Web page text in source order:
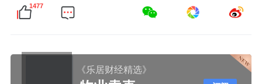
1477
《乐居财经精选》